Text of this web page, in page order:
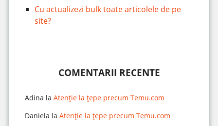
Cu actualizezi bulk toate articolele de pe
site?
COMENTARII RECENTE
Adina la Atenție la țepe precum Temu.com
Daniela la Atenție la țepe precum Temu.com